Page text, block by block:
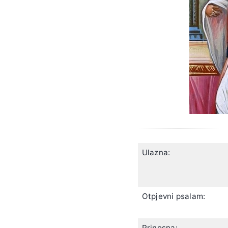
Ulazna:
Otpjevni psalam: